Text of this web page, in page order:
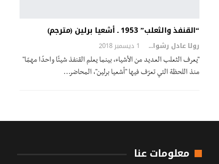
“القنفذ والثعلب” 1953 ـ أشعيا برلين (مترجم)
رولا عادل رشوان 1 ديسمبر 2018
"يعرف الثعلب العديد من الأشياء، بينما يعلم القنفذ شيئًا واحدًا مهمًا"
منذ اللحظة التي تعرّف فيها "أشعيا برلين"، المحاضر…
معلومات عنا